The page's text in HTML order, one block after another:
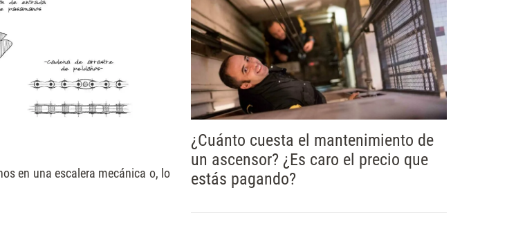
en una escalera mecánica o, lo
¿Cuánto cuesta el mantenimiento de
un ascensor? ¿Es caro el precio que
estás pagando?